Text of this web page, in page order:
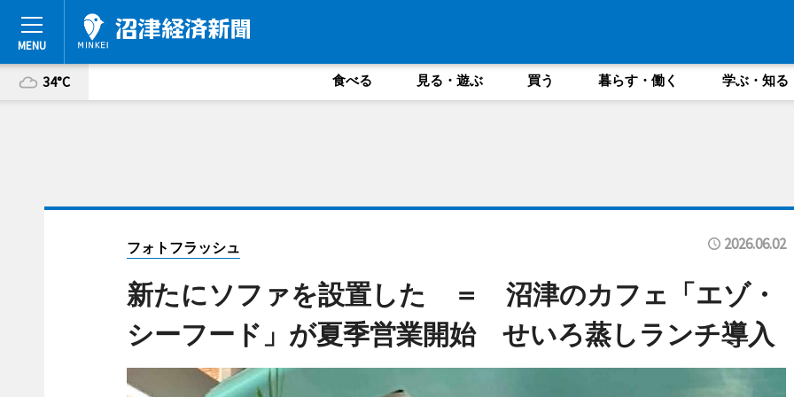
34°C 食べる 見る・遊ぶ 買う 暮らす・働く 学ぶ・知る
フォトフラッシュ 2026.06.02
新たにソファを設置した ＝ 沼津のカフェ「エゾ・
シーフード」が夏季営業開始 せいろ蒸しランチ導入